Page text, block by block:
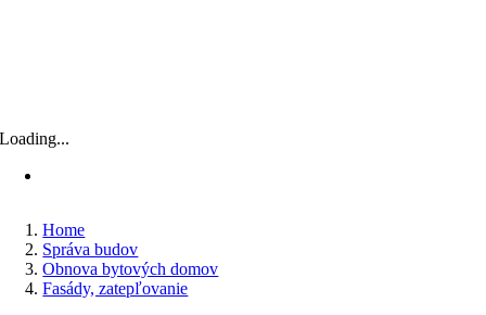
Loading...
Home
Správa budov
Obnova bytových domov
Fasády, zatepľovanie